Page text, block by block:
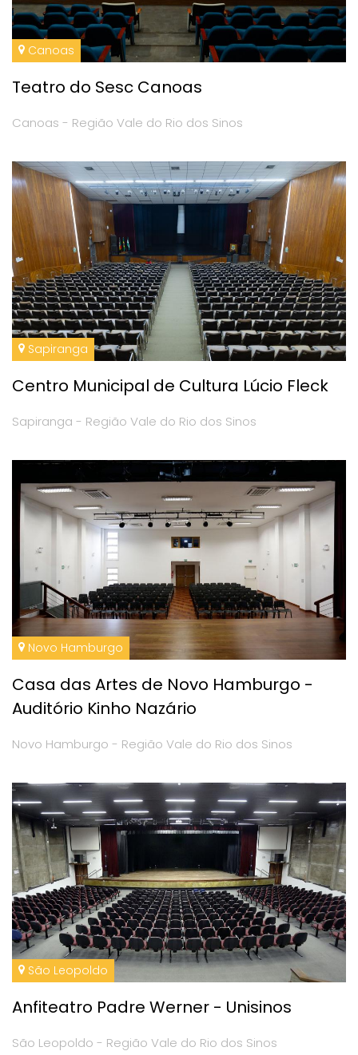
Canoas
Teatro do Sesc Canoas
Canoas - Região Vale do Rio dos Sinos
Sapiranga
Centro Municipal de Cultura Lúcio Fleck
Sapiranga - Região Vale do Rio dos Sinos
Novo Hamburgo
Casa das Artes de Novo Hamburgo -
Auditório Kinho Nazário
Novo Hamburgo - Região Vale do Rio dos Sinos
São Leopoldo
Anfiteatro Padre Werner - Unisinos
São Leopoldo - Região Vale do Rio dos Sinos